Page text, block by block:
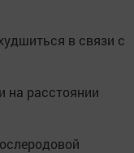
в связи с
на расстоянии